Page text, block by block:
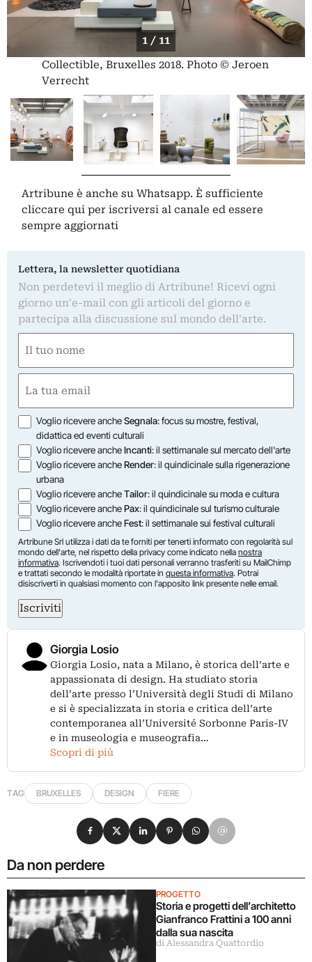
1 / 11
Collectible, Bruxelles 2018. Photo © Jeroen
Verrecht
Artribune è anche su Whatsapp. È sufficiente
cliccare qui per iscriversi al canale ed essere
sempre aggiornati
Lettera, la newsletter quotidiana
Non perdetevi il meglio di Artribune! Ricevi ogni
giorno un'e-mail con gli articoli del giorno e
partecipa alla discussione sul mondo dell'arte.
(Obbligatorio)
Nome
(Obbligatorio)
Opzioni
Voglio ricevere ancheSegnala: focus su mostre, festival,
didattica ed eventi culturali
Voglio ricevere ancheIncanti: il settimanale sul mercato dell'arte
Voglio ricevere ancheRender: il quindicinale sulla rigenerazione
urbana
Voglio ricevere ancheTailor: il quindicinale su moda e cultura
Voglio ricevere anchePax: il quindicinale sul turismo culturale
Voglio ricevere ancheFest: il settimanale sui festival culturali
Artribune Srl utilizza i dati da te forniti per tenerti informato con regolarità sul
mondo dell'arte, nel rispetto della privacy come indicato nella nostra
informativa. Iscrivendoti i tuoi dati personali verranno trasferiti su MailChimp
e trattati secondo le modalità riportate in questa informativa. Potrai
disiscriverti in qualsiasi momento con l'apposito link presente nelle email.
Iscriviti
Giorgia Losio
Giorgia Losio, nata a Milano, è storica dell’arte e
appassionata di design. Ha studiato storia
dell’arte presso l’Università degli Studi di Milano
e si è specializzata in storia e critica dell’arte
contemporanea all’Université Sorbonne Paris-IV
e in museologia e museografia…
Scopri di più
TAG BRUXELLES DESIGN FIERE
Da non perdere
PROGETTO
Storia e progetti dell’architetto
Gianfranco Frattini a 100 anni
dalla sua nascita
di Alessandra Quattordio
Condividi su Facebook
Condividi su X
Condividi su LinkedIn
Condividi su Pinterest
Condividi su WhatsApp
Condividi su Email